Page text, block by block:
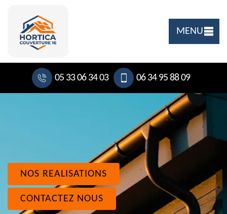
MENU
05 33 06 34 03 06 34 95 88 09
NOS REALISATIONS
CONTACTEZ NOUS